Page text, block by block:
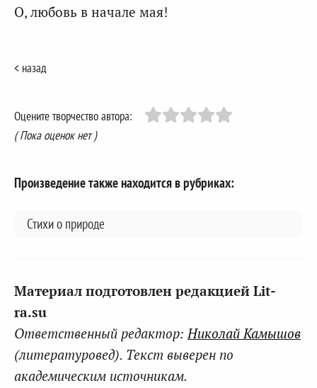
О, любовь в начале мая!
< назад
Оцените творчество автора:
( Пока оценок нет )
Произведение также находится в рубриках:
Стихи о природе
Материал подготовлен редакцией Lit-
ra.su
Ответственный редактор:Николай Камышов
(литературовед). Текст выверен по
академическим источникам.